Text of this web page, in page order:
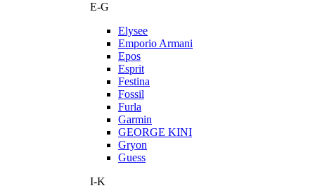
E-G
Elysee
Emporio Armani
Epos
Esprit
Festina
Fossil
Furla
Garmin
GEORGE KINI
Gryon
Guess
I-K